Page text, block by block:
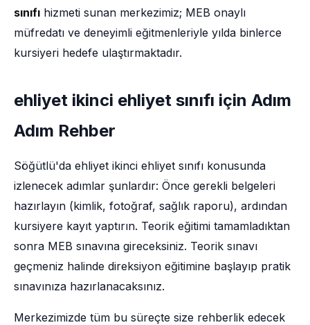
sınıfı hizmeti sunan merkezimiz; MEB onaylı
müfredatı ve deneyimli eğitmenleriyle yılda binlerce
kursiyeri hedefe ulaştırmaktadır.
ehliyet ikinci ehliyet sınıfı için Adım
Adım Rehber
Söğütlü'da ehliyet ikinci ehliyet sınıfı konusunda
izlenecek adımlar şunlardır: Önce gerekli belgeleri
hazırlayın (kimlik, fotoğraf, sağlık raporu), ardından
kursiyere kayıt yaptırın. Teorik eğitimi tamamladıktan
sonra MEB sınavına gireceksiniz. Teorik sınavı
geçmeniz halinde direksiyon eğitimine başlayıp pratik
sınavınıza hazırlanacaksınız.
Merkezimizde tüm bu süreçte size rehberlik edecek